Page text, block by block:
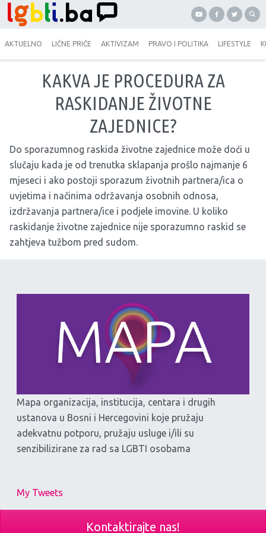
AKTUELNO LIČNE PRIČE AKTIVIZAM PRAVO I POLITIKA LIFESTYLE
KAKVA JE PROCEDURA ZA
RASKIDANJE ŽIVOTNE
ZAJEDNICE?
Do sporazumnog raskida životne zajednice može doći u
slučaju kada je od trenutka sklapanja prošlo najmanje 6
mjeseci i ako postoji sporazum životnih partnera/ica o
uvjetima i načinima održavanja osobnih odnosa,
izdržavanja partnera/ice i podjele imovine. U koliko
raskidanje životne zajednice nije sporazumno raskid se
zahtjeva tužbom pred sudom.
Mapa organizacija, institucija, centara i drugih
ustanova u Bosni i Hercegovini koje pružaju
adekvatnu potporu, pružaju usluge i/ili su
senzibilizirane za rad sa LGBTI osobama
My Tweets
Kontaktirajte nas!